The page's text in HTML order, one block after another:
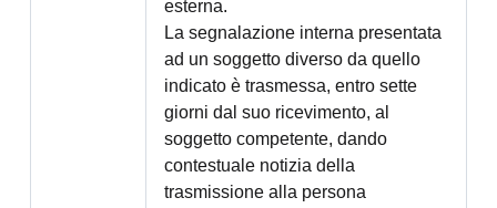
esterna.
La segnalazione interna presentata
ad un soggetto diverso da quello
indicato è trasmessa, entro sette
giorni dal suo ricevimento, al
soggetto competente, dando
contestuale notizia della
trasmissione alla persona